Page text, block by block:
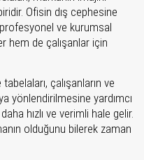
Ofisin dış cephesine
ve kurumsal
hem de çalışanlar için
çalışanların ve
yönlendirilmesine yardımcı
hızlı ve verimli hale gelir.
olduğunu bilerek zaman